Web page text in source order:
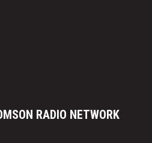
RADIO NETWORK